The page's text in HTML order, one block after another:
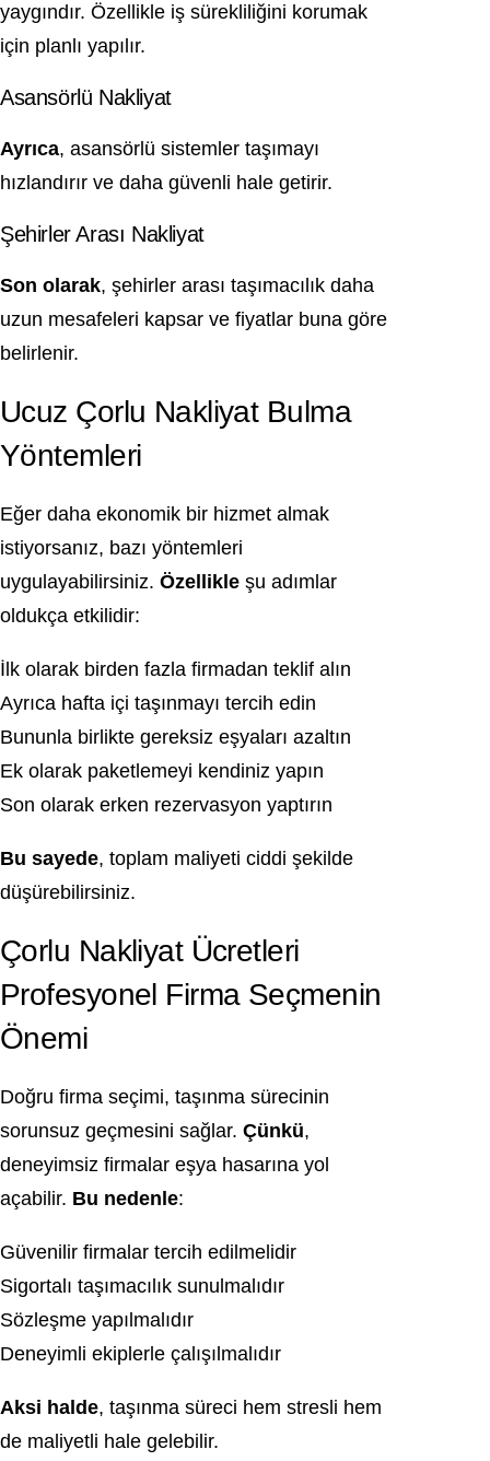
yaygındır. Özellikle iş sürekliliğini korumak
için planlı yapılır.
Asansörlü Nakliyat
Ayrıca, asansörlü sistemler taşımayı
hızlandırır ve daha güvenli hale getirir.
Şehirler Arası Nakliyat
Son olarak, şehirler arası taşımacılık daha
uzun mesafeleri kapsar ve fiyatlar buna göre
belirlenir.
Ucuz Çorlu Nakliyat Bulma
Yöntemleri
Eğer daha ekonomik bir hizmet almak
istiyorsanız, bazı yöntemleri
uygulayabilirsiniz. Özellikle şu adımlar
oldukça etkilidir:
İlk olarak birden fazla firmadan teklif alın
Ayrıca hafta içi taşınmayı tercih edin
Bununla birlikte gereksiz eşyaları azaltın
Ek olarak paketlemeyi kendiniz yapın
Son olarak erken rezervasyon yaptırın
Bu sayede, toplam maliyeti ciddi şekilde
düşürebilirsiniz.
Çorlu Nakliyat Ücretleri
Profesyonel Firma Seçmenin
Önemi
Doğru firma seçimi, taşınma sürecinin
sorunsuz geçmesini sağlar. Çünkü,
deneyimsiz firmalar eşya hasarına yol
açabilir. Bu nedenle:
Güvenilir firmalar tercih edilmelidir
Sigortalı taşımacılık sunulmalıdır
Sözleşme yapılmalıdır
Deneyimli ekiplerle çalışılmalıdır
Aksi halde, taşınma süreci hem stresli hem
de maliyetli hale gelebilir.